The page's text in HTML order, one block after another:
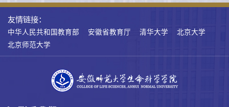
友情链接：
中华人民共和国教育部 安徽省教育厅 清华大学
北京大学
北京师范大学